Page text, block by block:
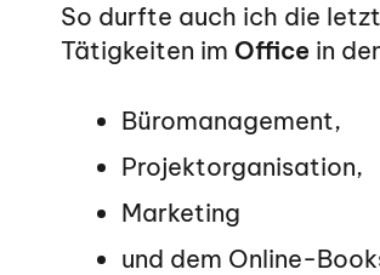
So durfte auch ich die
Tätigkeiten im Office in
Büromanagement,
Projektorganisation,
Marketing
und dem Online-